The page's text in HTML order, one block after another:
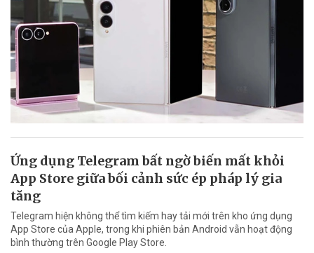
Ứng dụng Telegram bất ngờ biến mất khỏi
App Store giữa bối cảnh sức ép pháp lý gia
tăng
Telegram hiện không thể tìm kiếm hay tải mới trên kho ứng dụng
App Store của Apple, trong khi phiên bản Android vẫn hoạt động
bình thường trên Google Play Store.